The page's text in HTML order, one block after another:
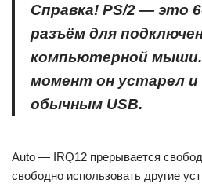
Справка! PS/2 — это
разъём для
компьютерной
момент он устарел и
обычным USB.
Auto — IRQ12 прерывается
свободно использовать другие